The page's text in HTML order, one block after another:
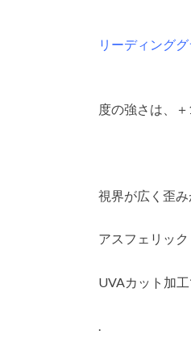
リーディン
度の強さは、＋
視界が広く歪
アスフェリッ
UVAカット加